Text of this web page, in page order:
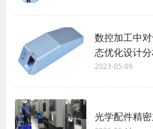
数控加工中
态优化设计
2023-05-09
光学配件精